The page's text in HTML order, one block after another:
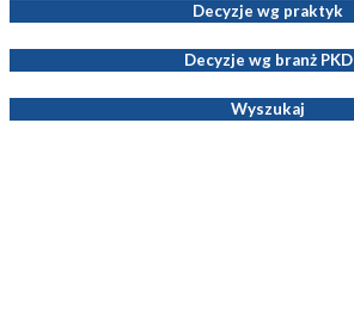
Decyzje wg praktyk
Decyzje wg branż PKD
Wyszukaj